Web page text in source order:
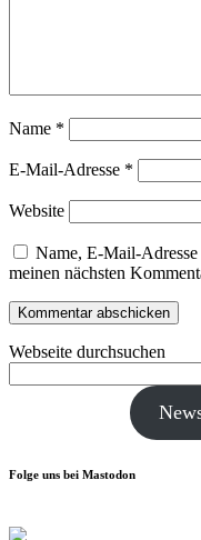
Name *
E-Mail-Adresse *
Website
Name, E-Mail-
meinen nächsten
Webseite durchsuchen
Folge uns bei Mastodon